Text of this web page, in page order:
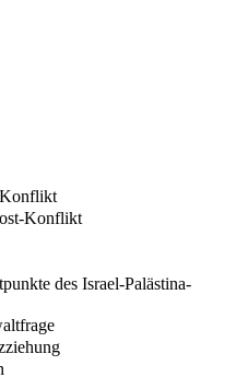
Konflikt
Konflikt
des Israel-Palästina-